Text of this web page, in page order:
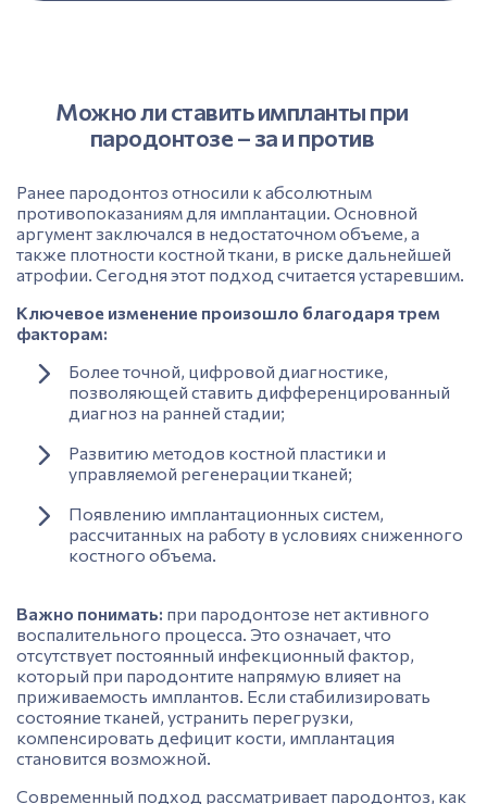
Можно ли ставить импланты при
пародонтозе – за и против
Ранее пародонтоз относили к абсолютным
противопоказаниям для имплантации. Основной
аргумент заключался в недостаточном объеме, а
также плотности костной ткани, в риске дальнейшей
атрофии. Сегодня этот подход считается устаревшим.
Ключевое изменение произошло благодаря трем
факторам:
Более точной, цифровой диагностике,
позволяющей ставить дифференцированный
диагноз на ранней стадии;
Развитию методов костной пластики и
управляемой регенерации тканей;
Появлению имплантационных систем,
рассчитанных на работу в условиях сниженного
костного объема.
Важно понимать: при пародонтозе нет активного
воспалительного процесса. Это означает, что
отсутствует постоянный инфекционный фактор,
который при пародонтите напрямую влияет на
приживаемость имплантов. Если стабилизировать
состояние тканей, устранить перегрузки,
компенсировать дефицит кости, имплантация
становится возможной.
Современный подход рассматривает пародонтоз, как